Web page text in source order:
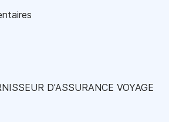
D'ASSURANCE VOYAGE